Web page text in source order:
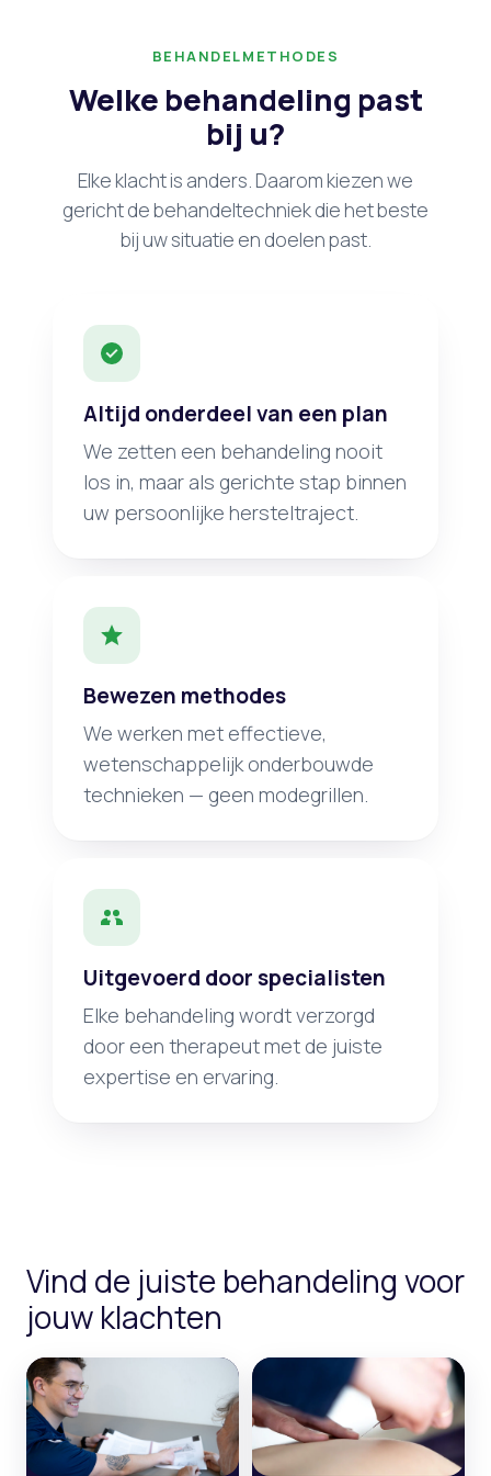
BEHANDELMETHODES
Welke behandeling past
bij u?
Elke klacht is anders. Daarom kiezen we
gericht de behandeltechniek die het beste
bij uw situatie en doelen past.
Altijd onderdeel van een plan
We zetten een behandeling nooit
los in, maar als gerichte stap binnen
uw persoonlijke hersteltraject.
Bewezen methodes
We werken met effectieve,
wetenschappelijk onderbouwde
technieken — geen modegrillen.
Uitgevoerd door specialisten
Elke behandeling wordt verzorgd
door een therapeut met de juiste
expertise en ervaring.
Vind de juiste behandeling voor
jouw klachten